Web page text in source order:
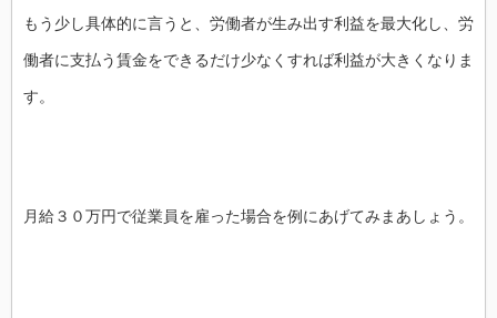
もう少し具体的に言うと、労働者が生み出す利益を最大化し、労
働者に支払う賃金をできるだけ少なくすれば利益が大きくなりま
す。
月給３０万円で従業員を雇った場合を例にあげてみまあしょう。